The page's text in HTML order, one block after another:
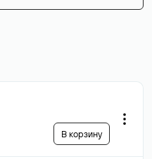
В корзину